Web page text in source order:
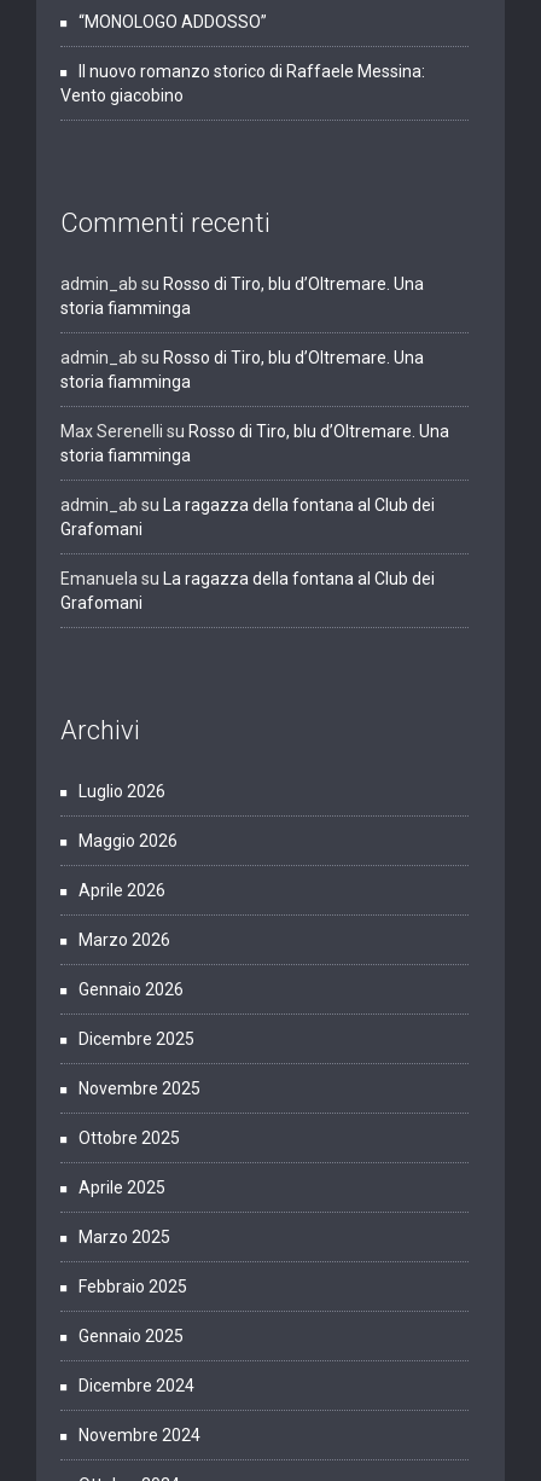
“MONOLOGO ADDOSSO”
Il nuovo romanzo storico di Raffaele Messina:
Vento giacobino
Commenti recenti
admin_ab su Rosso di Tiro, blu d’Oltremare. Una
storia fiamminga
admin_ab su Rosso di Tiro, blu d’Oltremare. Una
storia fiamminga
Max Serenelli su Rosso di Tiro, blu d’Oltremare. Una
storia fiamminga
admin_ab su La ragazza della fontana al Club dei
Grafomani
Emanuelasu La ragazza della fontana al Club dei
Grafomani
Archivi
Luglio 2026
Maggio 2026
Aprile 2026
Marzo 2026
Gennaio 2026
Dicembre 2025
Novembre 2025
Ottobre 2025
Aprile 2025
Marzo 2025
Febbraio 2025
Gennaio 2025
Dicembre 2024
Novembre 2024